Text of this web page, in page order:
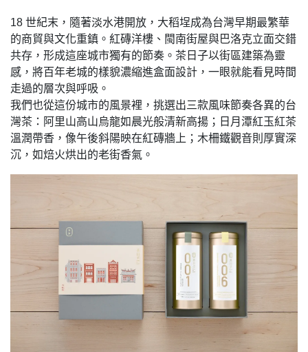
18 世紀末，隨著淡水港開放，大稻埕成為台灣早期最繁華
的商貿與文化重鎮。紅磚洋樓、閩南街屋與巴洛克立面交錯
共存，形成這座城市獨有的節奏。茶日子以街區建築為靈
感，將百年老城的樣貌濃縮進盒面設計，一眼就能看見時間
走過的層次與呼吸。
我們也從這份城市的風景裡，挑選出三款風味節奏各異的台
灣茶：阿里山高山烏龍如晨光般清新高揚；日月潭紅玉紅茶
溫潤帶香，像午後斜陽映在紅磚牆上；木柵鐵觀音則厚實深
沉，如焙火烘出的老街香氣。